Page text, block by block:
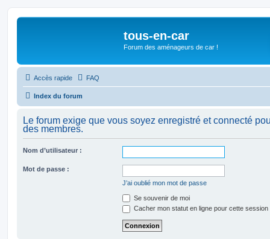
tous-en-car
Forum des aménageurs de car !
Accès rapide FAQ
Index du forum
Le forum exige que vous soyez enregistré et connecté
des membres.
Nom d’utilisateur :
Mot de passe :
J’ai oublié mon mot de passe
Se souvenir de moi
Cacher mon statut en ligne pour cette session